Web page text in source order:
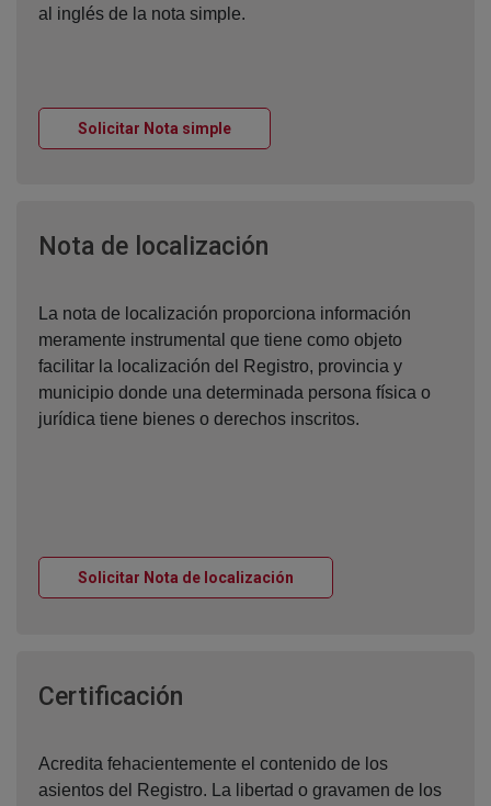
al inglés de la nota simple.
Solicitar Nota simpleVentana nueva
Nota de localización
La nota de localización proporciona información
meramente instrumental que tiene como objeto
facilitar la localización del Registro, provincia y
municipio donde una determinada persona física o
jurídica tiene bienes o derechos inscritos.
Solicitar Nota de localización
Certificación
Acredita fehacientemente el contenido de los
asientos del Registro. La libertad o gravamen de los